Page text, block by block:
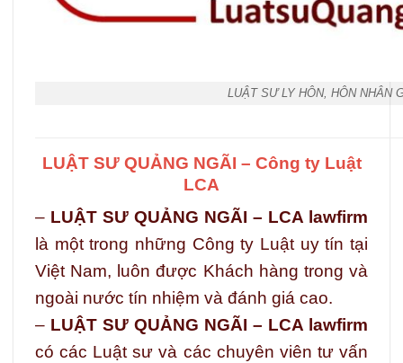
LUẬT SƯ LY HÔN, HÔN NHÂN
LUẬT SƯ QUẢNG NGÃI – Công ty Luật
LCA
– LUẬT SƯ QUẢNG NGÃI – LCA lawfirm
là một trong những Công ty Luật uy tín tại
Việt Nam, luôn được Khách hàng trong và
ngoài nước tín nhiệm và đánh giá cao.
– LUẬT SƯ QUẢNG NGÃI – LCA lawfirm
có các Luật sư và các chuyên viên tư vấn